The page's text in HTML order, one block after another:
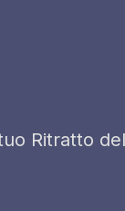
Ritratto